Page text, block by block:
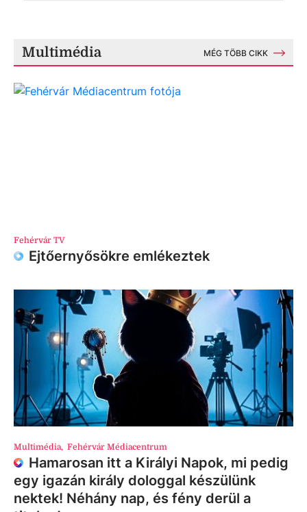
Multimédia MÉG TÖBB CIKK
Fehérvár TV
Ejtőernyősökre emlékeztek
Multimédia, Fehérvár Médiacentrum
Hamarosan itt a Királyi Napok, mi pedig
egy igazán király dologgal készülünk
nektek! Néhány nap, és fény derül a